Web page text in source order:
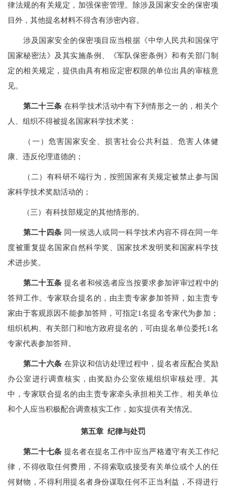
律法规的有关规定，加强保密管理。除涉及国家安全的保密项
目外，其他提名材料不得含有涉密内容。
涉及国家安全的保密项目应当根据《中华人民共和国保守
国家秘密法》及其实施条例、《军队保密条例》和有关部门制
定的相关规定，提供由具有相应定密权限的单位出具的审核意
见。
第二十三条 在科学技术活动中有下列情形之一的，相关个
人、组织不得被提名国家科学技术奖：
（一）危害国家安全、损害社会公共利益、危害人体健
康、违反伦理道德的；
（二）有科研不端行为，按照国家有关规定被禁止参与国
家科学技术奖励活动的；
（三）有科技部规定的其他情形的。
第二十四条 同一候选人或同一科学技术内容不得在同一年
度被重复提名国家自然科学奖、国家技术发明奖和国家科学技
术进步奖。
第二十五条 提名者和候选者应当按要求参加评审过程中的
答辩工作。专家联合提名的，由主责专家参加答辩，如主责专
家由于客观原因不能参加答辩，可指定1名提名专家代为参加；
组织机构、有关部门和地方政府提名的，可由提名单位委托1名
专家代表参加答辩。
第二十六条 在异议和信访处理过程中，提名者应配合奖励
办公室进行调查核实，由奖励办公室依规组织审核处理。其
中，专家联合提名的由主责专家牵头承担相关工作。相关单位
和个人应当积极配合调查核实工作，如实提供有关情况。
第五章 纪律与处罚
第二十七条 提名者在提名工作中应当严格遵守有关工作纪
律，不得收取任何费用，不得索取或接受有关单位或个人的任
何财物，不得利用提名者身份谋取任何不正当利益，不得进行